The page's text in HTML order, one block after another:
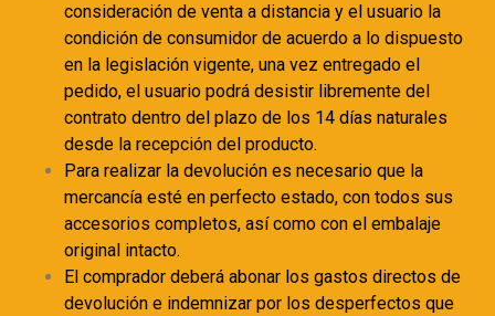
consideración de venta a distancia y el usuario la
condición de consumidor de acuerdo a lo dispuesto
en la legislación vigente, una vez entregado el
pedido, el usuario podrá desistir libremente del
contrato dentro del plazo de los 14 días naturales
desde la recepción del producto.
Para realizar la devolución es necesario que la
mercancía esté en perfecto estado, con todos sus
accesorios completos, así como con el embalaje
original intacto.
El comprador deberá abonar los gastos directos de
devolución e indemnizar por los desperfectos que